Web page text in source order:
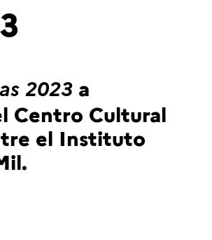
2023 a
Centro Cultural
el Instituto